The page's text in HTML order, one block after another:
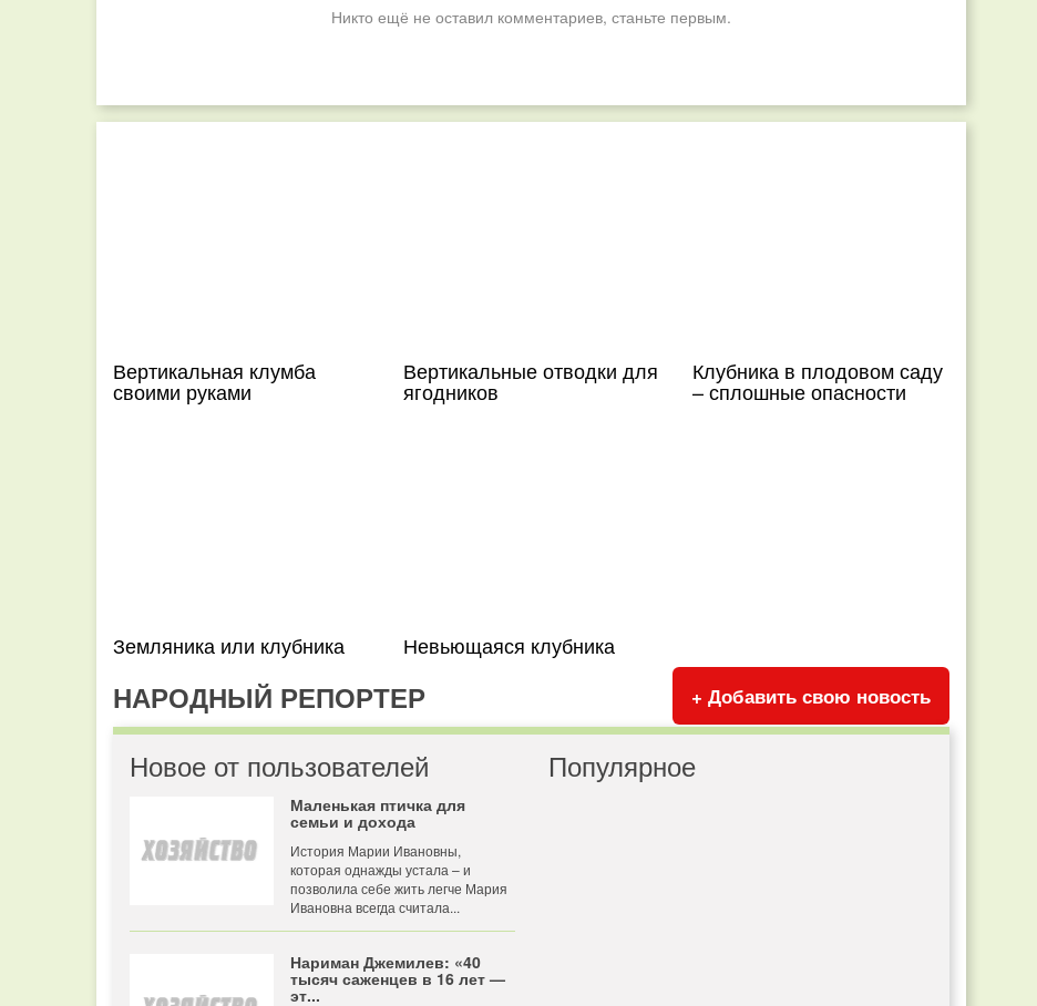
Никто ещё не оставил комментариев, станьте первым.
Вертикальная клумба
своими руками
Вертикальные отводки для
ягодников
Клубника в плодовом саду
– сплошные опасности
Земляника или клубника Невьющаяся клубника
НАРОДНЫЙ РЕПОРТЕР + Добавить свою новость
Новое от пользователей
Маленькая птичка для
семьи и дохода
История Марии Ивановны,
которая однажды устала – и
позволила себе жить легче Мария
Ивановна всегда считала...
Нариман Джемилев: «40
тысяч саженцев в 16 лет —
эт...
Популярное